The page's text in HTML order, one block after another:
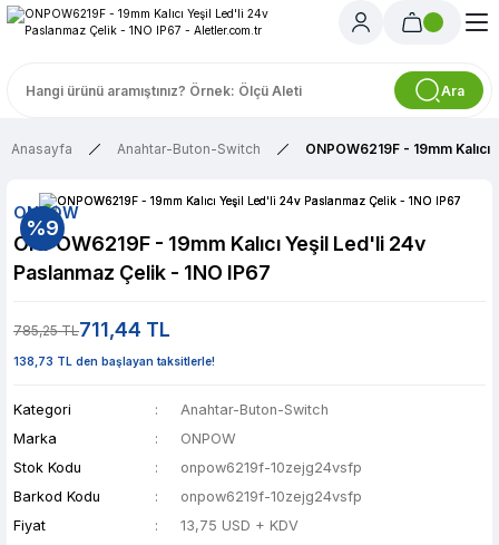
Ara
Anasayfa Anahtar-Buton-Switch ONPOW6219F - 19mm
%9
ONPOW
ONPOW6219F - 19mm Kalıcı Yeşil Led'li 24v
Paslanmaz Çelik - 1NO IP67
785,25 TL711,44 TL
138,73 TL den başlayan taksitlerle!
Kategori
Anahtar-Buton-Switch
Marka
ONPOW
Stok Kodu
onpow6219f-10zejg24vsfp
Barkod Kodu
onpow6219f-10zejg24vsfp
Fiyat
13,75 USD + KDV